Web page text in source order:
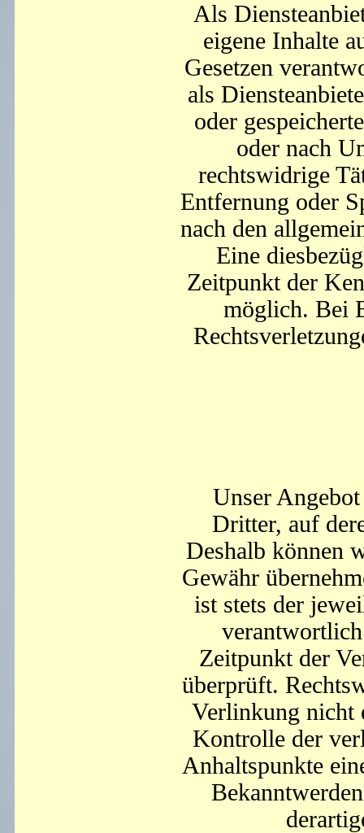
Als
eigene Inhalte
Gesetzen
als
oder
oder nach
rechtswidrige
Entfernung oder
nach den
Eine
Zeitpunkt der
möglich. Bei
Unser
Dritter, auf
Deshalb können
Gewähr
ist stets der
Zeitpunkt der
überprüft.
Verlinkung nicht
Kontrolle der
Anhaltspunkte